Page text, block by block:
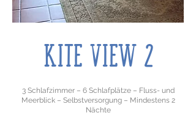
KITE VIEW 2
3 Schlafzimmer – 6 Schlafplätze – Fluss- und
Meerblick – Selbstversorgung – Mindestens 2
Nächte